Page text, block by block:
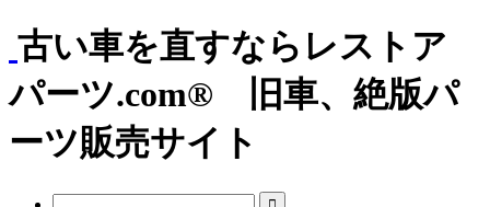
古い車を直すならレストア
パーツ.com® 旧車、絶版パ
ーツ販売サイト